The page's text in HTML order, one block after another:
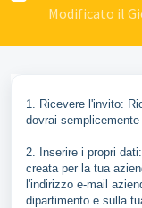
Modificato il
1. Ricevere l'invito:
dovrai
2. Inserire i propri
creata per la tua
l'indirizzo e-mail
dipartimento e sulla